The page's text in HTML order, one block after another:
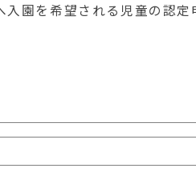
園を希望される児童の認定